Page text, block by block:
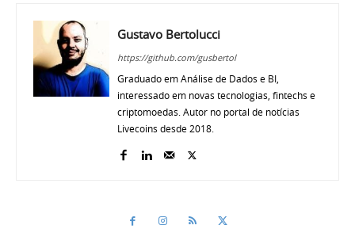
Gustavo Bertolucci
https://github.com/gusbertol
Graduado em Análise de Dados e BI,
interessado em novas tecnologias, fintechs e
criptomoedas. Autor no portal de notícias
Livecoins desde 2018.